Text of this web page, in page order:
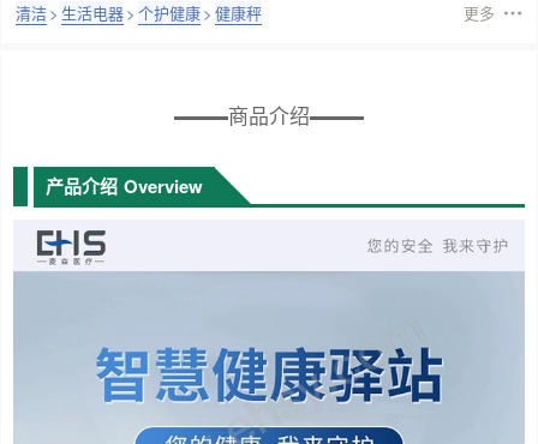
清洁> 生活电器> 个护健康> 健康秤 更多
商品介绍
产品介绍 Overview